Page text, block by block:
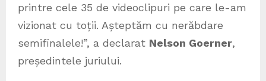
printre cele 35 de videoclipuri pe care le-am
vizionat cu toții. Așteptăm cu nerăbdare
semifinalele!”, a declarat Nelson Goerner,
președintele juriului.